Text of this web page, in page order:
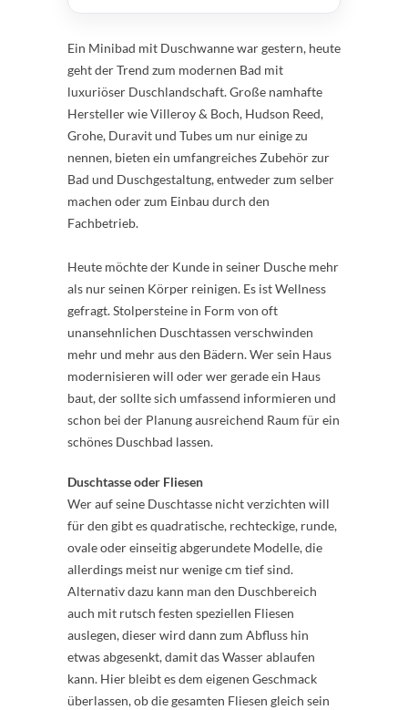
Ein Minibad mit Duschwanne war gestern, heute
geht der Trend zum modernen Bad mit
luxuriöser Duschlandschaft. Große namhafte
Hersteller wie Villeroy & Boch, Hudson Reed,
Grohe, Duravit und Tubes um nur einige zu
nennen, bieten ein umfangreiches Zubehör zur
Bad und Duschgestaltung, entweder zum selber
machen oder zum Einbau durch den
Fachbetrieb.
Heute möchte der Kunde in seiner Dusche mehr
als nur seinen Körper reinigen. Es ist Wellness
gefragt. Stolpersteine in Form von oft
unansehnlichen Duschtassen verschwinden
mehr und mehr aus den Bädern. Wer sein Haus
modernisieren will oder wer gerade ein Haus
baut, der sollte sich umfassend informieren und
schon bei der Planung ausreichend Raum für ein
schönes Duschbad lassen.
Duschtasse oder Fliesen
Wer auf seine Duschtasse nicht verzichten will
für den gibt es quadratische, rechteckige, runde,
ovale oder einseitig abgerundete Modelle, die
allerdings meist nur wenige cm tief sind.
Alternativ dazu kann man den Duschbereich
auch mit rutsch festen speziellen Fliesen
auslegen, dieser wird dann zum Abfluss hin
etwas abgesenkt, damit das Wasser ablaufen
kann. Hier bleibt es dem eigenen Geschmack
überlassen, ob die gesamten Fliesen gleich sein